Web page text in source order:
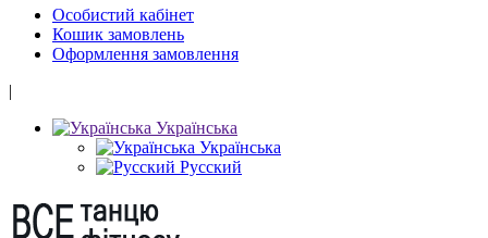
Особистий кабінет
Кошик замовлень
Оформлення замовлення
|
Українська
Українська
Русский